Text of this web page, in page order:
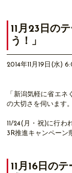
11月23日の
う！」
2014年11月19日(水)
「新潟気軽に省エ
の大切さを伺います。
11/24(月・祝)に行わ
3R推進キャンペーン
11月16日の